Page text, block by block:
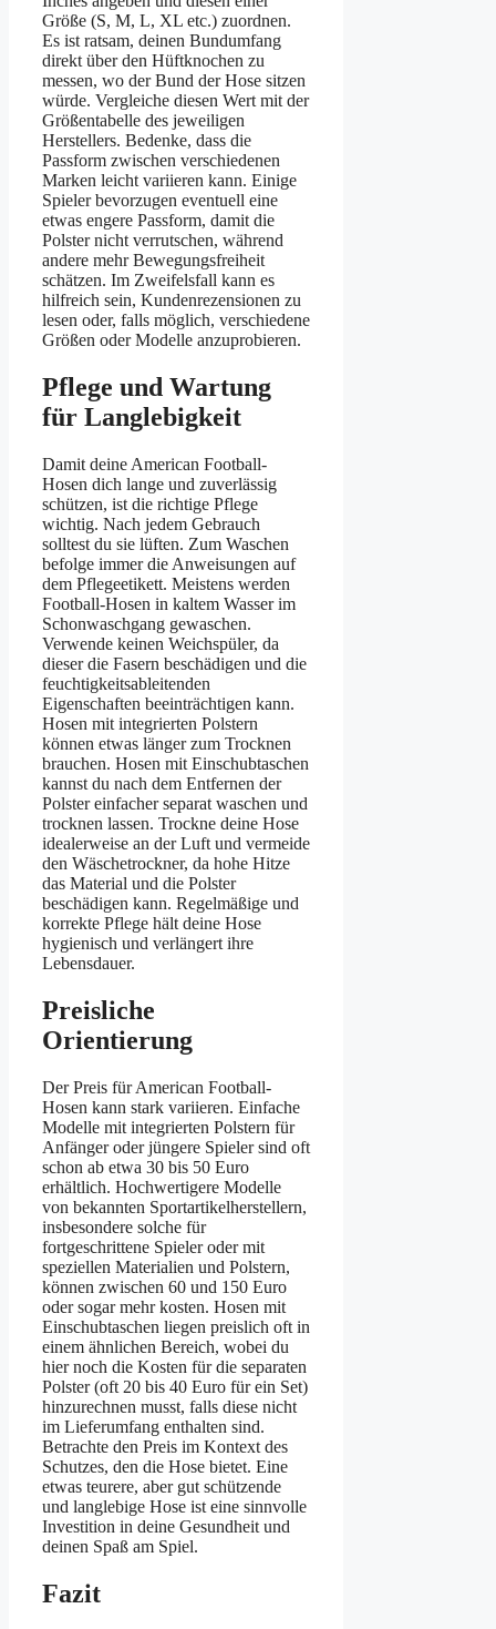
Größe (S, M, L, XL etc.) zuordnen.
Es ist ratsam, deinen Bundumfang
direkt über den Hüftknochen zu
messen, wo der Bund der Hose sitzen
würde. Vergleiche diesen Wert mit der
Größentabelle des jeweiligen
Herstellers. Bedenke, dass die
Passform zwischen verschiedenen
Marken leicht variieren kann. Einige
Spieler bevorzugen eventuell eine
etwas engere Passform, damit die
Polster nicht verrutschen, während
andere mehr Bewegungsfreiheit
schätzen. Im Zweifelsfall kann es
hilfreich sein, Kundenrezensionen zu
lesen oder, falls möglich, verschiedene
Größen oder Modelle anzuprobieren.
Pflege und Wartung
für Langlebigkeit
Damit deine American Football-
Hosen dich lange und zuverlässig
schützen, ist die richtige Pflege
wichtig. Nach jedem Gebrauch
solltest du sie lüften. Zum Waschen
befolge immer die Anweisungen auf
dem Pflegeetikett. Meistens werden
Football-Hosen in kaltem Wasser im
Schonwaschgang gewaschen.
Verwende keinen Weichspüler, da
dieser die Fasern beschädigen und die
feuchtigkeitsableitenden
Eigenschaften beeinträchtigen kann.
Hosen mit integrierten Polstern
können etwas länger zum Trocknen
brauchen. Hosen mit Einschubtaschen
kannst du nach dem Entfernen der
Polster einfacher separat waschen und
trocknen lassen. Trockne deine Hose
idealerweise an der Luft und vermeide
den Wäschetrockner, da hohe Hitze
das Material und die Polster
beschädigen kann. Regelmäßige und
korrekte Pflege hält deine Hose
hygienisch und verlängert ihre
Lebensdauer.
Preisliche
Orientierung
Der Preis für American Football-
Hosen kann stark variieren. Einfache
Modelle mit integrierten Polstern für
Anfänger oder jüngere Spieler sind oft
schon ab etwa 30 bis 50 Euro
erhältlich. Hochwertigere Modelle
von bekannten Sportartikelherstellern,
insbesondere solche für
fortgeschrittene Spieler oder mit
speziellen Materialien und Polstern,
können zwischen 60 und 150 Euro
oder sogar mehr kosten. Hosen mit
Einschubtaschen liegen preislich oft in
einem ähnlichen Bereich, wobei du
hier noch die Kosten für die separaten
Polster (oft 20 bis 40 Euro für ein Set)
hinzurechnen musst, falls diese nicht
im Lieferumfang enthalten sind.
Betrachte den Preis im Kontext des
Schutzes, den die Hose bietet. Eine
etwas teurere, aber gut schützende
und langlebige Hose ist eine sinnvolle
Investition in deine Gesundheit und
deinen Spaß am Spiel.
Fazit